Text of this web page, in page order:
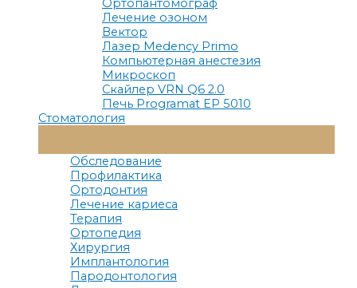
Ортопантомограф
Лечение озоном
Вектор
Лазер Medency Primo
Компьютерная анестезия
Микроскоп
Скайлер VRN Q6 2.0
Печь Programat EP 5010
Стоматология
Меню
Обследование
Профилактика
Ортодонтия
Лечение кариеса
Терапия
Ортопедия
Хирургия
Имплантология
Пародонтология